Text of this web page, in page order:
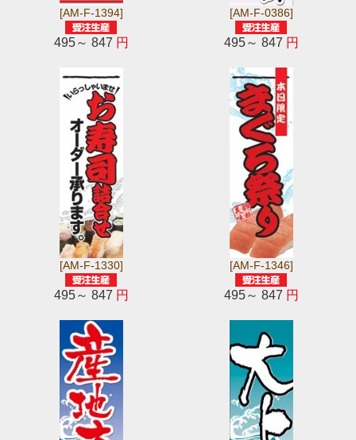
[AM-F-1394]
495～ 847 円
[AM-F-0386]
495～ 847 円
[AM-F-1330]
495～ 847 円
[AM-F-1346]
495～ 847 円